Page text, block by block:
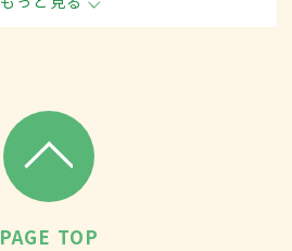
食道科と呼ばれていました。
PAGE TOP